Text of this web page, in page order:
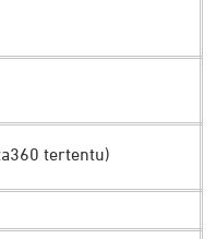
membuat Anda lebih
Jam COROS
dengan memantau
tidur ringan, hingga
tertentu)